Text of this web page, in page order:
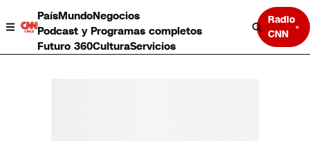
PaísMundoNegocios
Podcast y Programas completos
Futuro 360CulturaServicios
Radio
CNN